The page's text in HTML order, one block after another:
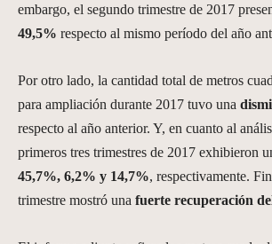
embargo, el segundo trimestre de 2017
49,5% respecto al mismo período del año
Por otro lado, la cantidad total de metros
para ampliación durante 2017 tuvo una
respecto al año anterior. Y, en cuanto al
primeros tres trimestres de 2017 exhibieron
45,7%, 6,2% y 14,7%, respectivamente.
trimestre mostró una fuerte recuperación